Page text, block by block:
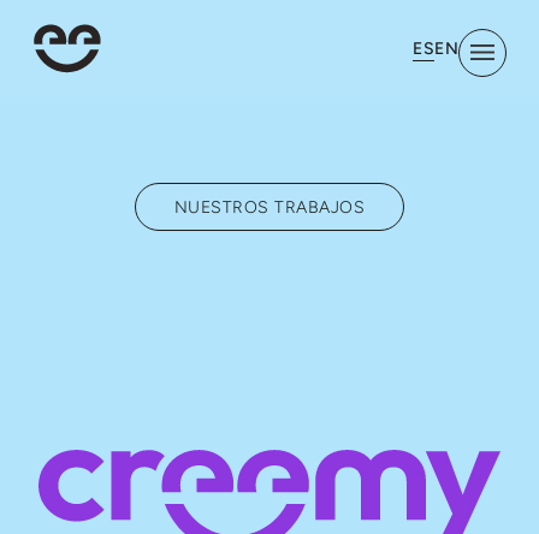
ESEN
NUESTROS TRABAJOS